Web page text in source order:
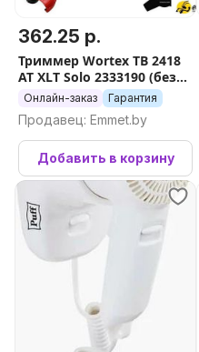
362.25 р.
Триммер Wortex TB 2418
AT XLT Solo 2333190 (без
АКБ)
Онлайн-заказ Гарантия
Продавец: Emmet.by
Добавить в корзину